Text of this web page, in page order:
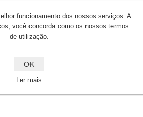
funcionamento dos nossos serviços. A
você concorda como os nossos termos
de utilização.
OK
Ler mais